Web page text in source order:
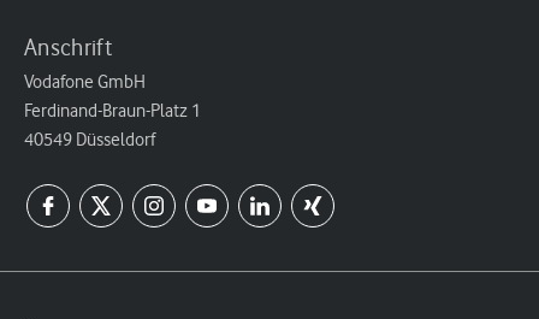
Anschrift
Vodafone GmbH
Ferdinand-Braun-Platz 1
40549 Düsseldorf